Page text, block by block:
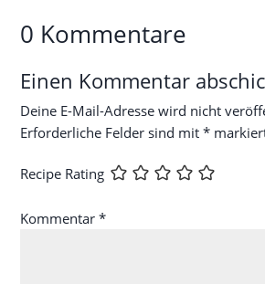
0 Kommentare
Einen Kommentar
Deine E-Mail-Adresse wird nicht
Erforderliche Felder sind mit*
Recipe Rating
Kommentar*